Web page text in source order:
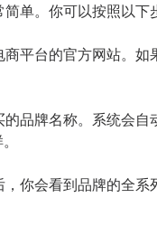
单。你可以按照以下
平台的官方网站。
品牌名称。系统会
你会看到品牌的全